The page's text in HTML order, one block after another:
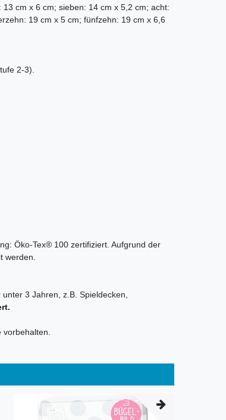
cm x 6 cm; sieben: 14 cm x 5,2 cm; acht:
19 cm x 5 cm; fünfzehn: 19 cm x 6,6
2-3).
Öko-Tex® 100 zertifiziert. Aufgrund der
werden.
3 Jahren, z.B. Spieldecken,